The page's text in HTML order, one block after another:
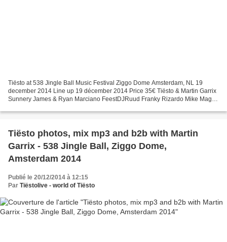
Tiësto at 538 Jingle Ball Music Festival Ziggo Dome Amsterdam, NL 19
december 2014 Line up 19 décember 2014 Price 35€ Tiësto & Martin Garrix
Sunnery James & Ryan Marciano FeestDJRuud Franky Rizardo Mike Mago
Tiësto photos, mix mp3 and b2b with Martin
Garrix - 538 Jingle Ball, Ziggo Dome,
Amsterdam 2014
Publié le 20/12/2014 à 12:15
Par Tiëstolive - world of Tiësto